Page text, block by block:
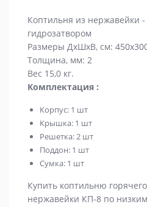
Коптильня из нержавейки -
гидрозатвором
Размеры ДхШхВ, см:
Толщина, мм: 2
Вес 15,0 кг.
Комплектация :
Корпус: 1 шт
Крышка: 1 шт
Решетка: 2 шт
Поддон: 1 шт
Сумка: 1 шт
Купить коптильню
нержавейки КП-8 по